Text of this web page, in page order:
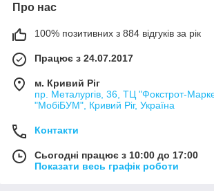
Про нас
100% позитивних з 884 відгуків за рік
Працює з 24.07.2017
м. Кривий Ріг
пр. Металургів, 36, ТЦ "Фокстрот-
"МобіБУМ", Кривий Ріг, Україна
Контакти
Сьогодні працює з 10:00 до 17:00
Показати весь графік роботи